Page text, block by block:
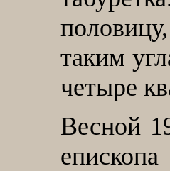
таким
четыре
Весной